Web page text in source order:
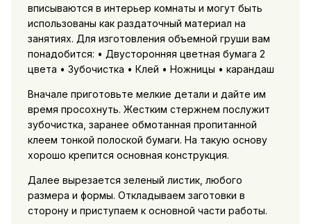
вписываются в интерьер комнаты и могут быть
использованы как раздаточный материал на
занятиях. Для изготовления объемной груши вам
понадобится: • Двусторонняя цветная бумага 2
цвета • Зубочистка • Клей • Ножницы • карандаш
Вначале приготовьте мелкие детали и дайте им
время просохнуть. Жестким стержнем послужит
зубочистка, заранее обмотанная пропитанной
клеем тонкой полоской бумаги. На такую основу
хорошо крепится основная конструкция.
Далее вырезается зеленый листик, любого
размера и формы. Откладываем заготовки в
сторону и приступаем к основной части работы.